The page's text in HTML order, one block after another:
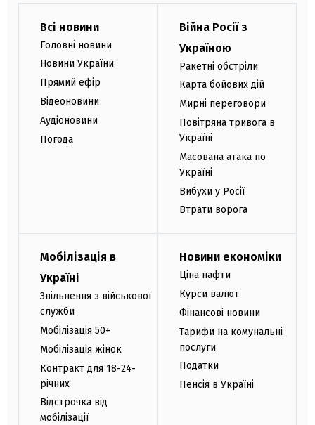
Всі новини
Головні новини
Новини України
Прямий ефір
Відеоновини
Аудіоновини
Погода
Війна Росії з
Україною
Ракетні обстріли
Карта бойових дій
Мирні переговори
Повітряна тривога в
Україні
Масована атака по
Україні
Вибухи у Росії
Втрати ворога
Мобілізація в
Україні
Звільнення з військової
служби
Мобілізація 50+
Мобілізація жінок
Контракт для 18-24-
річних
Відстрочка від
мобілізації
Новини економіки
Ціна нафти
Курси валют
Фінансові новини
Тарифи на комунальні
послуги
Податки
Пенсія в Україні